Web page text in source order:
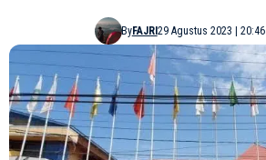
ByFAJRI29 Agustus 2023 | 20:46